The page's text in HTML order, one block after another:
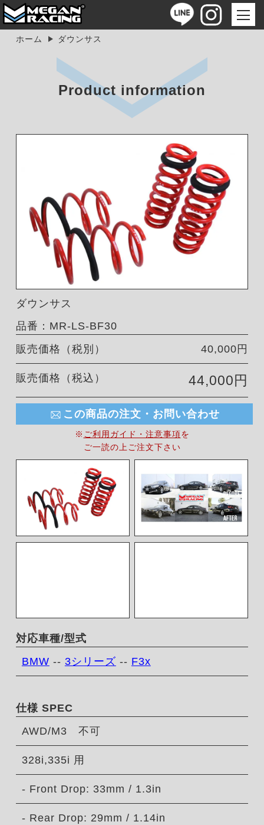
ホーム ダウンサス
Product information
ダウンサス
品番：MR-LS-BF30
販売価格（税別）
40,000円
販売価格（税込） 44,000円
この商品の注文・お問い合わせ
※ ご利用ガイド・注意事項を
ご一読の上ご注文下さい
対応車種/型式
BMW -- 3シリーズ -- F3x
仕様 SPEC
AWD/M3 不可
328i,335i 用
- Front Drop: 33mm / 1.3in
- Rear Drop: 29mm / 1.14in